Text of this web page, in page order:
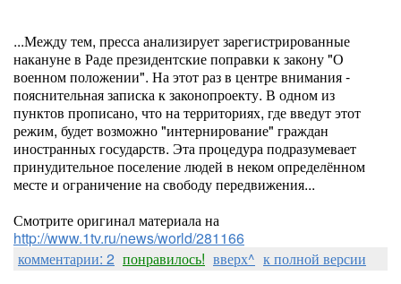
...Между тем, пресса анализирует зарегистрированные
накануне в Раде президентские поправки к закону "О
военном положении". На этот раз в центре внимания -
пояснительная записка к законопроекту. В одном из
пунктов прописано, что на территориях, где введут этот
режим, будет возможно "интернирование" граждан
иностранных государств. Эта процедура подразумевает
принудительное поселение людей в неком определённом
месте и ограничение на свободу передвижения...
Смотрите оригинал материала на
http://www.1tv.ru/news/world/281166
комментарии: 2 понравилось! вверх^ к полной версии